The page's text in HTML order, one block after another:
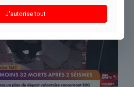
J'autorise tout